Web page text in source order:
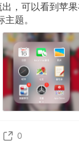
，可以看到苹
题。
0